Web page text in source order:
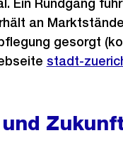
Ein Rundgang
an
gesorgt
stadt-